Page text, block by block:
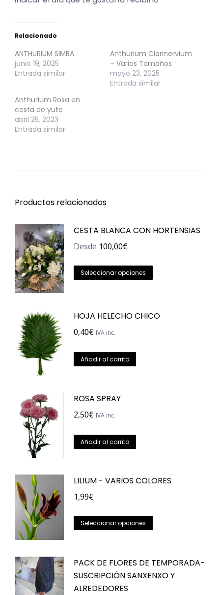
Relacionado
ANTHURIUM SIMBA
junio 19, 2025
Entrada similar
Anthurium Clarinervium
– Varios Tamaños
mayo 23, 2025
Entrada similar
Anthurium Rosa en
cesta de yute
abril 25, 2023
Entrada similar
Productos relacionados
CESTA BLANCA CON HORTENSIAS
Desde 100,00€
Seleccionar opciones
múltiples
HOJA HELECHO CHICO
0,40€ IVA inc.
Añadir al carrito
ROSA SPRAY
2,50€ IVA inc.
Añadir al carrito
LILIUM - VARIOS COLORES
1,99€
Seleccionar opciones
múltiples
variantes.
PACK DE FLORES DE TEMPORADA-
SUSCRIPCIÓN SANXENXO Y
ALREDEDORES